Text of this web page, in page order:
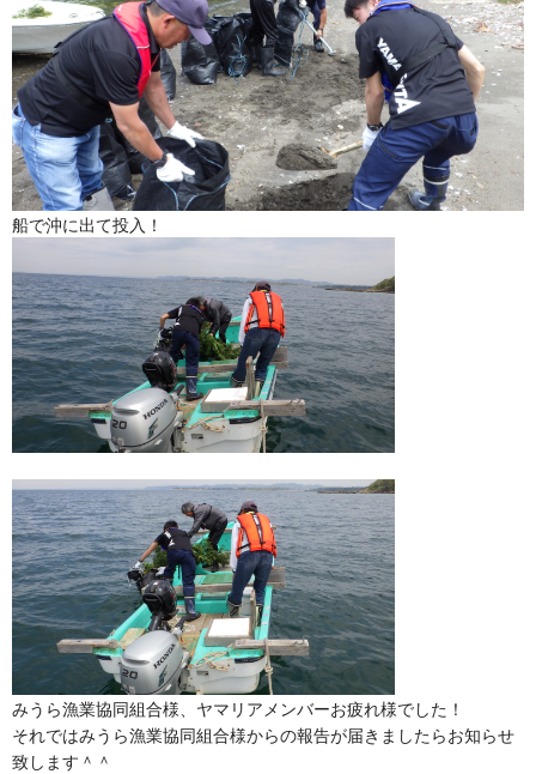
船で沖に出て投入！
みうら漁業協同組合様、ヤマリアメンバーお疲れ様でした！
それではみうら漁業協同組合様からの報告が届きましたらお知らせ
致します＾＾